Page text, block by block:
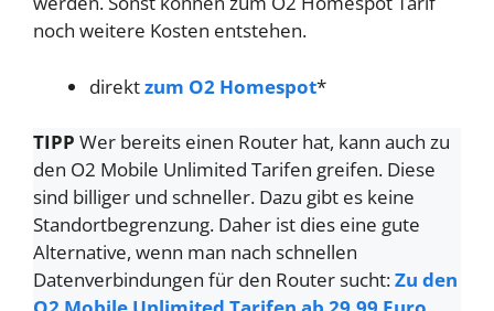
noch weitere Kosten entstehen.
direktzum O2 Homespot*
TIPP Wer bereits einen Router hat, kann auch zu
den O2 Mobile Unlimited Tarifen greifen. Diese
sind billiger und schneller. Dazu gibt es keine
Standortbegrenzung. Daher ist dies eine gute
Alternative, wenn man nach schnellen
Datenverbindungen für den Router sucht:Zu den